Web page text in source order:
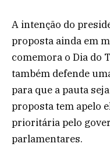
A intenção do
proposta ainda em
comemora o Dia do
também defende
para que a pauta
proposta tem apelo
prioritária pelo
parlamentares.